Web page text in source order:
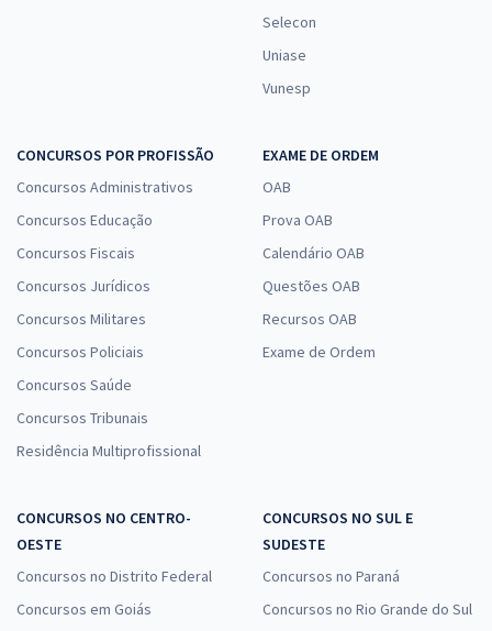
Selecon
Uniase
Vunesp
CONCURSOS POR PROFISSÃO
Concursos Administrativos
Concursos Educação
Concursos Fiscais
Concursos Jurídicos
Concursos Militares
Concursos Policiais
Concursos Saúde
Concursos Tribunais
Residência Multiprofissional
EXAME DE ORDEM
OAB
Prova OAB
Calendário OAB
Questões OAB
Recursos OAB
Exame de Ordem
CONCURSOS NO CENTRO-
OESTE
Concursos no Distrito Federal
Concursos em Goiás
CONCURSOS NO SUL E
SUDESTE
Concursos no Paraná
Concursos no Rio Grande do Sul